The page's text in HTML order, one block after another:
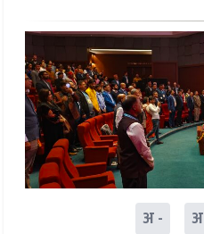
अ - अ